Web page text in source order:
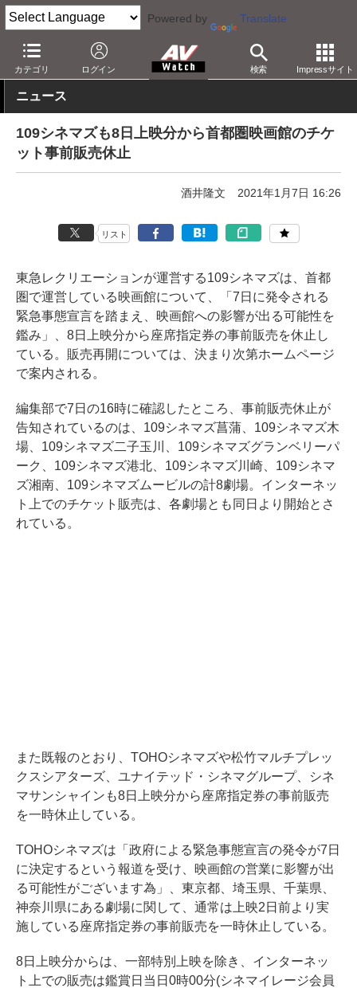
Powered by Translate
カテゴリ ログイン 検索 Impressサイト
AV Watch コンテンツ・サービス 映画 映画館・シネコン
ニュース
109シネマズも8日上映分から首都圏映画館のチケ
ット事前販売休止
酒井隆文 2021年1月7日 16:26
リスト
東急レクリエーションが運営する109シネマズは、首都
圏で運営している映画館について、「7日に発令される
緊急事態宣言を踏まえ、映画館への影響が出る可能性を
鑑み」、8日上映分から座席指定券の事前販売を休止し
ている。販売再開については、決まり次第ホームページ
で案内される。
編集部で7日の16時に確認したところ、事前販売休止が
告知されているのは、109シネマズ菖蒲、109シネマズ木
場、109シネマズ二子玉川、109シネマズグランベリーパ
ーク、109シネマズ港北、109シネマズ川崎、109シネマ
ズ湘南、109シネマズムービルの計8劇場。インターネッ
ト上でのチケット販売は、各劇場とも同日より開始とさ
れている。
また既報のとおり、TOHOシネマズや松竹マルチプレッ
クスシアターズ、ユナイテッド・シネマグループ、シネ
マサンシャインも8日上映分から座席指定券の事前販売
を一時休止している。
TOHOシネマズは「政府による緊急事態宣言の発令が7日
に決定するという報道を受け、映画館の営業に影響が出
る可能性がございます為」、東京都、埼玉県、千葉県、
神奈川県にある劇場に関して、通常は上映2日前より実
施している座席指定券の事前販売を一時休止している。
8日上映分からは、一部特別上映を除き、インターネッ
ト上での販売は鑑賞日当日0時00分(シネマイレージ会員